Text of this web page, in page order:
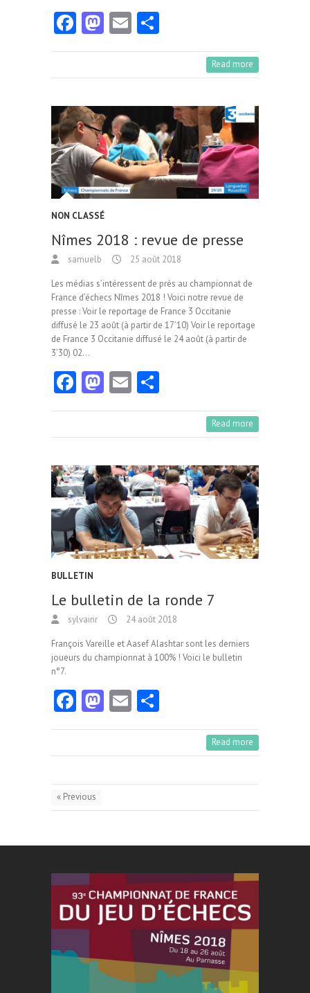
Fa
ce
o
k
M
as
o
n
E
m rt
Read more
NON CLASSÉ
Nîmes 2018 : revue de presse
samuelb 25 août 2018
Les médias s’intéressent de près au championnat de
France d’échecs Nîmes 2018 ! Voici notre revue de
presse : Voir le reportage de France 3 Occitanie
diffusé le 23 août (à partir de 17’10) Voir le reportage
de France 3 Occitanie diffusé le 24 août (à partir de
3’30) 02…
Fa
ce
o
k
M
as
o
n
E
m rt
Read more
BULLETIN
Le bulletin de la ronde 7
sylvainr 24 août 2018
François Vareille et Aasef Alashtar sont les derniers
joueurs du championnat à 100% ! Voici le bulletin
n°7.
Fa
ce
o
k
M
as
o
n
E
m rt
Read more
« Previous